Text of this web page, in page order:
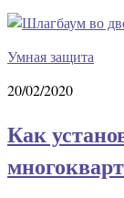
Умная защита
20/02/2020
Как